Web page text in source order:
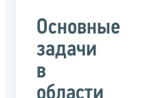
Основные
задачи
в